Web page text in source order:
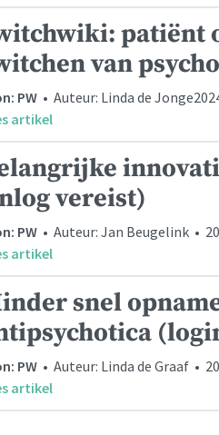
patiënt
van
PW • Auteur: Linda de
artikel
vereist)
PW • Auteur: Jan Beugelink •
artikel
snel
PW • Auteur: Linda de Graaf •
artikel